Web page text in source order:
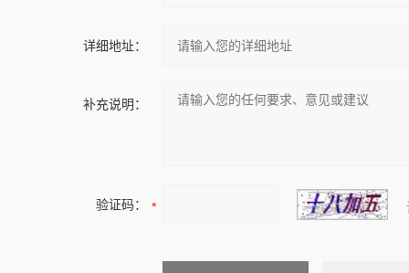
详细地址：
补充说明：
验证码：